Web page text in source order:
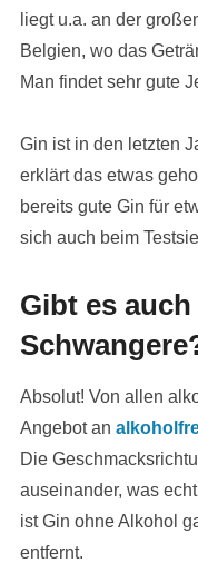
liegt u.a. an der
Belgien, wo das
Man findet sehr gute
Gin ist in den letzten
erklärt das etwas
bereits gute Gin für
sich auch beim
Gibt es
Absolut! Von allen
Angebot an
Die
auseinander, was
ist Gin ohne Alkohol
entfernt.